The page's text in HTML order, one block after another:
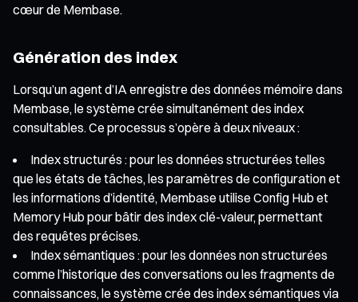
cœur de Membase.
Génération des index
Lorsqu’un agent d’IA enregistre des données mémoire dans
Membase, le système crée simultanément des index
consultables. Ce processus s’opère à deux niveaux :
Index structurés : pour les données structurées telles
que les états de tâches, les paramètres de configuration et
les informations d’identité, Membase utilise Config Hub et
Memory Hub pour bâtir des index clé-valeur, permettant
des requêtes précises.
Index sémantiques : pour les données non structurées
comme l’historique des conversations ou les fragments de
connaissances, le système crée des index sémantiques via